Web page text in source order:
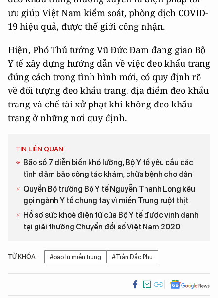
ưu giúp Việt Nam kiểm soát, phòng dịch COVID-
19 hiệu quả, được thế giới công nhận.
Hiện, Phó Thủ tướng Vũ Đức Đam đang giao Bộ
Y tế xây dựng hướng dẫn về việc đeo khẩu trang
đúng cách trong tình hình mới, có quy định rõ
về đối tượng đeo khẩu trang, địa điểm đeo khẩu
trang và chế tài xử phạt khi không đeo khẩu
trang ở những nơi quy định.
TIN LIÊN QUAN
Bão số 7 diễn biến khó lường, Bộ Y tế yêu cầu các
tỉnh đảm bảo công tác khám, chữa bệnh cho dân
Quyền Bộ trưởng Bộ Y tế Nguyễn Thanh Long kêu
gọi ngành Y tế chung tay vì miền Trung ruột thịt
Hồ sơ sức khoẻ điện tử của Bộ Y tế được vinh danh
tại giải thưởng Chuyển đổi số Việt Nam 2020
TỪ KHÓA: #bão lũ miền trung #Trần Đắc Phu